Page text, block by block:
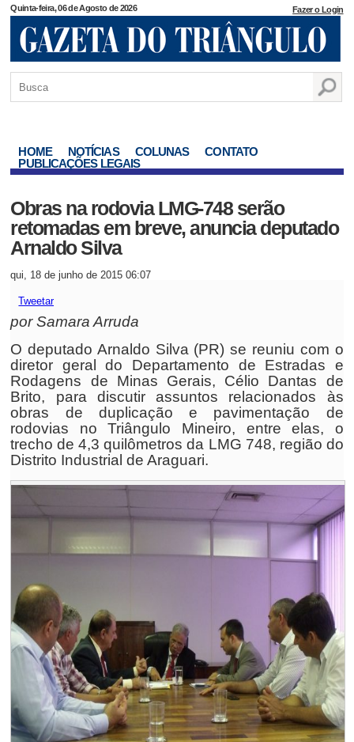
Quinta-feira, 06 de Agosto de 2026 Fazer o Login
HOME NOTÍCIAS COLUNAS
CONTATO
PUBLICAÇÕES LEGAIS
Obras na rodovia LMG-748 serão
retomadas em breve, anuncia deputado
Arnaldo Silva
qui, 18 de junho de 2015 06:07
Tweetar
por Samara Arruda
O deputado Arnaldo Silva (PR) se reuniu com o
diretor geral do Departamento de Estradas e
Rodagens de Minas Gerais, Célio Dantas de
Brito, para discutir assuntos relacionados às
obras de duplicação e pavimentação de
rodovias no Triângulo Mineiro, entre elas, o
trecho de 4,3 quilômetros da LMG 748, região do
Distrito Industrial de Araguari.